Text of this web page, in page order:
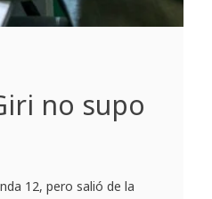
no supo
12, pero salió de la